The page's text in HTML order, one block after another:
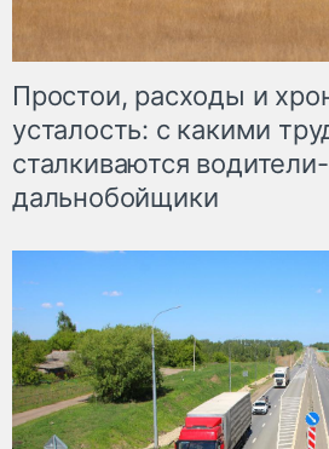
Простои, расходы и
усталость: с какими
сталкиваются водители-
дальнобойщики